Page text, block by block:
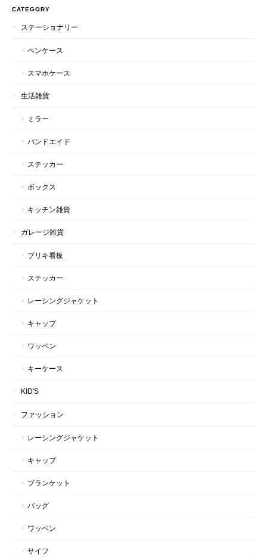
CATEGORY
ステーショナリー
ペンケース
スマホケース
生活雑貨
ミラー
バンドエイド
ステッカー
ボックス
キッチン雑貨
ガレージ雑貨
ブリキ看板
ステッカー
レーシングジャケット
キャップ
ワッペン
キーケース
KID'S
ファッション
レーシングジャケット
キャップ
ブランケット
バッグ
ワッペン
サイフ